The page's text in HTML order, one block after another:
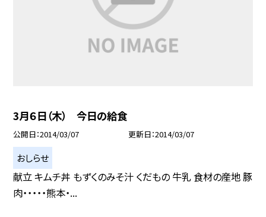
3月６日（木） 今日の給食
公開日 2014/03/07 更新日 2014/03/07
おしらせ
献立 キムチ丼 もずくのみそ汁 くだもの 牛乳 食材の産地 豚
肉・・・・・熊本・...